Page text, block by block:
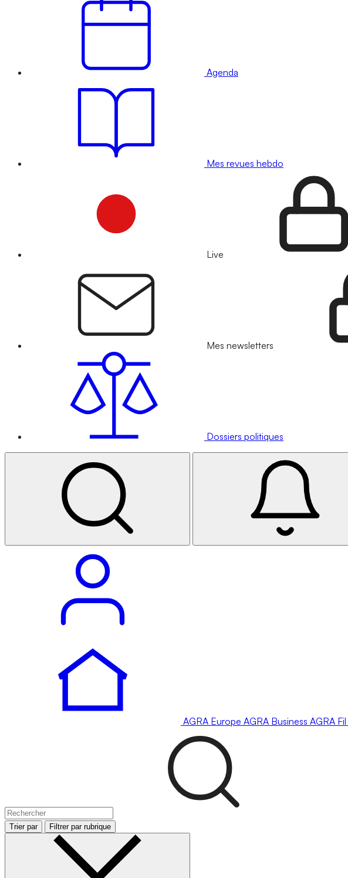
Agenda
Mes revues hebdo
Live
Mes newsletters
Dossiers politiques
AGRA Europe AGRA Business AGRA Fil
Trier par Filtrer par rubrique